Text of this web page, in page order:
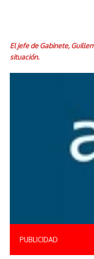
El jefe de Gabinete,
situación.
PUBLICIDAD